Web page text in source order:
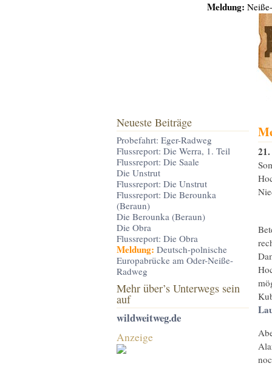
Meldung:
Neueste Beiträge
Probefahrt: Eger-Radweg
Flussreport: Die Werra, 1. Teil
Flussreport: Die Saale
Die Unstrut
Flussreport: Die Unstrut
Flussreport: Die Berounka
(Beraun)
Die Berounka (Beraun)
Die Obra
Flussreport: Die Obra
Meldung: Deutsch-polnische
Europabrücke am Oder-Neiße-
Radweg
Mehr über’s Unterwegs sein
auf
wildweitweg.de
Anzeige